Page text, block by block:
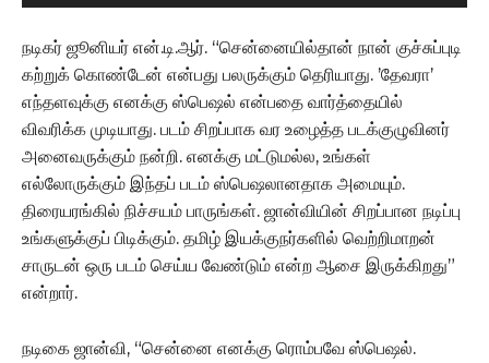
நடிகர் ஜூனியர் என்.டி.ஆர். “சென்னையில்தான் நான் குச்சுப்புடி
கற்றுக் கொண்டேன் என்பது பலருக்கும் தெரியாது. ’தேவரா’
எந்தளவுக்கு எனக்கு ஸ்பெஷல் என்பதை வார்த்தையில்
விவரிக்க முடியாது. படம் சிறப்பாக வர உழைத்த படக்குழுவினர்
அனைவருக்கும் நன்றி. எனக்கு மட்டுமல்ல, உங்கள்
எல்லோருக்கும் இந்தப் படம் ஸ்பெஷலானதாக அமையும்.
திரையரங்கில் நிச்சயம் பாருங்கள். ஜான்வியின் சிறப்பான நடிப்பு
உங்களுக்குப் பிடிக்கும். தமிழ் இயக்குநர்களில் வெற்றிமாறன்
சாருடன் ஒரு படம் செய்ய வேண்டும் என்ற ஆசை இருக்கிறது”
என்றார்.
நடிகை ஜான்வி, “சென்னை எனக்கு ரொம்பவே ஸ்பெஷல்.